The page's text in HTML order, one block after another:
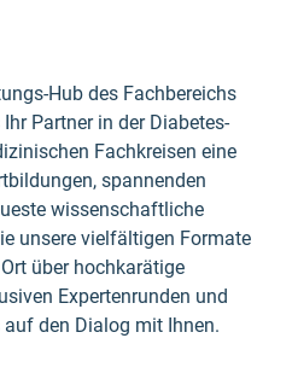
Hub des Fachbereichs
Partner in der Diabetes-
Fachkreisen eine
spannenden
wissenschaftliche
unsere vielfältigen Formate
über hochkarätige
Expertenrunden und
den Dialog mit Ihnen.